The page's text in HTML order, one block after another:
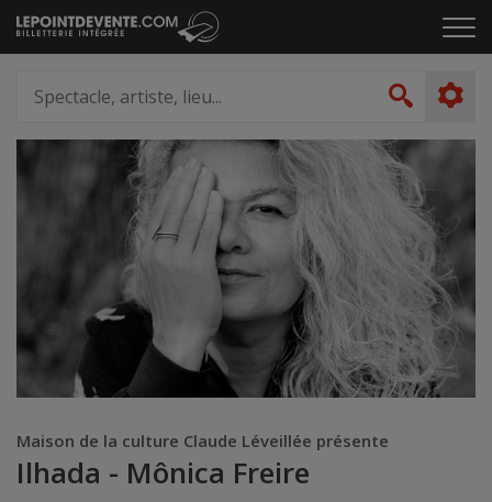
Passer
au
le
artiste,
lieu...
Maison de la culture Claude Léveillée présente
Ilhada - Mônica Freire